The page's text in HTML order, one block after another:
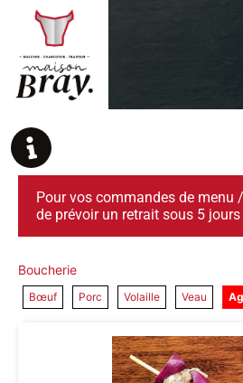
Pour vos commandes de menu
de prévoir un retrait sous 5
Boucherie
Bœuf Porc Volaille Veau